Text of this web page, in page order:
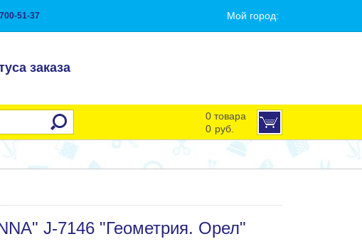
51-37 Мой город:
заказа
0 товара
0 руб.
J-7146 "Геометрия. Орел"